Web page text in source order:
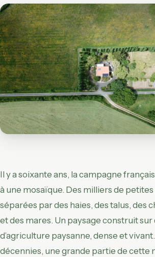
Il y a soixante ans, la campagne
à une mosaïque. Des milliers de
séparées par des haies, des talus, des
et des mares. Un paysage construit sur
d’agriculture paysanne, dense et
décennies, une grande partie de cette